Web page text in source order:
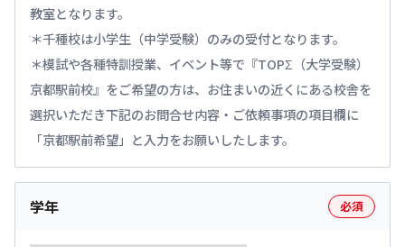
教室となります。
千種校は小学生（中学受験）のみの受付となります。
模試や各種特訓授業、イベント等で『TOPΣ（大学受験）
京都駅前校』をご希望の方は、お住まいの近くにある校舎を
選択いただき下記のお問合せ内容・ご依頼事項の項目欄に
「京都駅前希望」と入力をお願いしたします。
学年 必須